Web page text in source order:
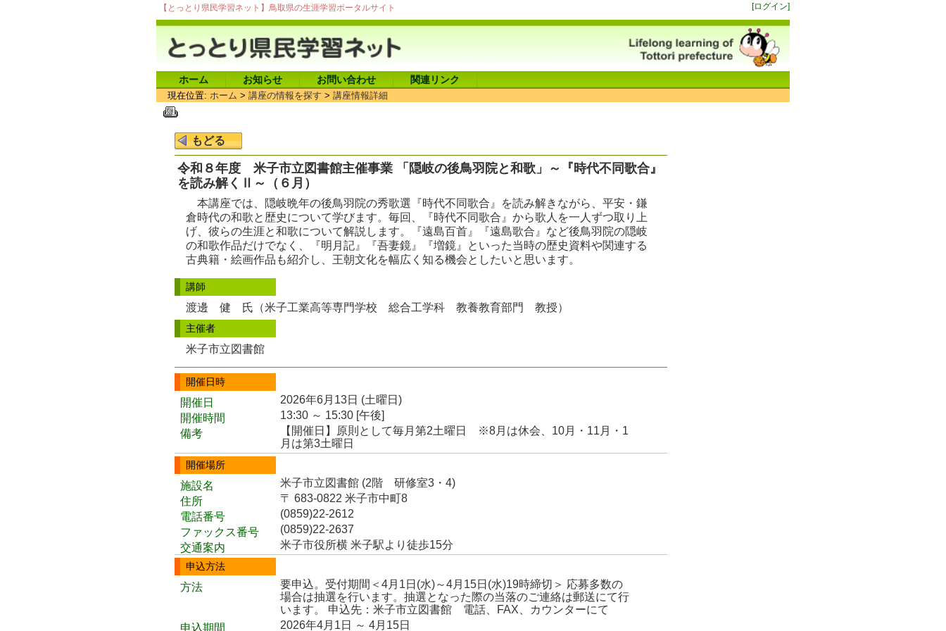
【とっとり県民学習ネット】鳥取県の生涯学習ポータルサイト [ログイン]
ホーム お知らせ お問い合わせ 関連リンク
現在位置: ホーム > 講座の情報を探す > 講座情報詳細
令和８年度 米子市立図書館主催事業 「隠岐の後鳥羽院と和歌」～『時代不同歌合』
を読み解くⅡ～（６月）
本講座では、隠岐晩年の後鳥羽院の秀歌選『時代不同歌合』を読み解きながら、平安・鎌
倉時代の和歌と歴史について学びます。毎回、『時代不同歌合』から歌人を一人ずつ取り上
げ、彼らの生涯と和歌について解説します。『遠島百首』『遠島歌合』など後鳥羽院の隠岐
の和歌作品だけでなく、『明月記』『吾妻鏡』『増鏡』といった当時の歴史資料や関連する
古典籍・絵画作品も紹介し、王朝文化を幅広く知る機会としたいと思います。
講師
渡邊 健 氏（米子工業高等専門学校 総合工学科 教養教育部門 教授）
主催者
米子市立図書館
開催日時
開催日
2026年6月13日 (土曜日)
開催時間
13:30 ～ 15:30 [午後]
備考
【開催日】原則として毎月第2土曜日 ※8月は休会、10月・11月・1
月は第3土曜日
開催場所
施設名
米子市立図書館 (2階 研修室3・4)
住所
〒 683-0822 米子市中町8
電話番号
(0859)22-2612
ファックス番号
(0859)22-2637
交通案内
米子市役所横 米子駅より徒歩15分
申込方法
方法
要申込。受付期間＜4月1日(水)～4月15日(水)19時締切＞ 応募多数の
場合は抽選を行います。抽選となった際の当落のご連絡は郵送にて行
います。 申込先：米子市立図書館 電話、FAX、カウンターにて
申込期間
2026年4月1日 ～ 4月15日